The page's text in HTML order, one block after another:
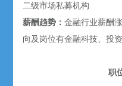
二级市场私募机构
薪酬趋势：金融行业薪酬
向及岗位有金融科技、投
职